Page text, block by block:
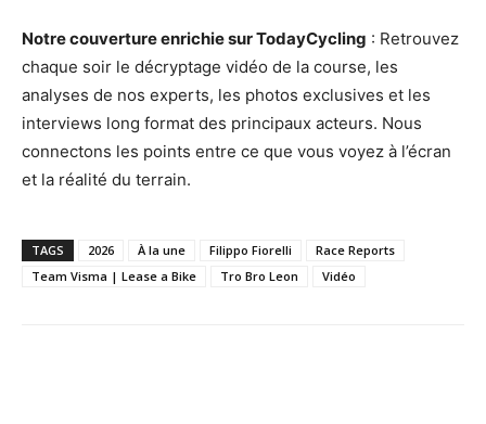
Notre couverture enrichie sur TodayCycling : Retrouvez
chaque soir le décryptage vidéo de la course, les
analyses de nos experts, les photos exclusives et les
interviews long format des principaux acteurs. Nous
connectons les points entre ce que vous voyez à l’écran
et la réalité du terrain.
TAGS 2026 À la une Filippo Fiorelli
Race Reports
Team Visma | Lease a Bike
Tro Bro Leon Vidéo